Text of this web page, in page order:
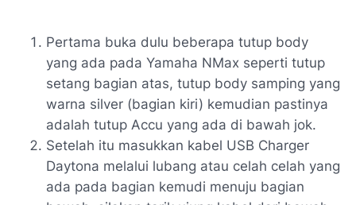
Pertama buka dulu beberapa tutup body
yang ada pada Yamaha NMax seperti tutup
setang bagian atas, tutup body samping yang
warna silver (bagian kiri) kemudian pastinya
adalah tutup Accu yang ada di bawah jok.
Setelah itu masukkan kabel USB Charger
Daytona melalui lubang atau celah celah yang
ada pada bagian kemudi menuju bagian